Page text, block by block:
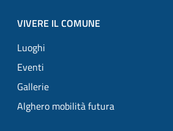
VIVERE IL COMUNE
Luoghi
Eventi
Gallerie
Alghero mobilità futura